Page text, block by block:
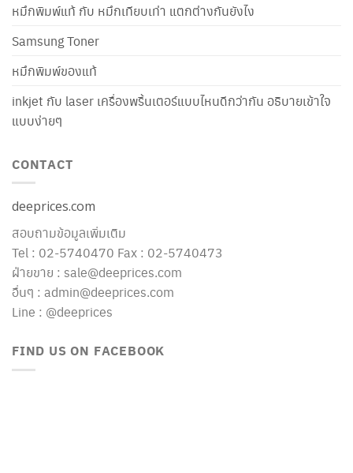
หมึกพิมพ์แท้ กับ หมึกเทียบเท่า แตกต่างกันยังไง
Samsung Toner
หมึกพิมพ์ของแท้
inkjet กับ laser เครื่องพริ้นเตอร์แบบไหนดีกว่ากัน อธิบายเข้าใจ
แบบง่ายๆ
CONTACT
deeprices.com
สอบถามข้อมูลเพิ่มเติม
Tel : 02-5740470 Fax : 02-5740473
ฝ่ายขาย : sale@deeprices.com
อื่นๆ : admin@deeprices.com
Line : @deeprices
FIND US ON FACEBOOK